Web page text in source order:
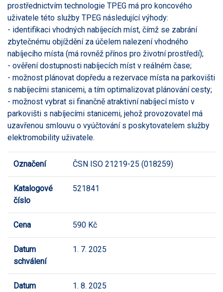
prostřednictvím technologie TPEG má pro koncového
uživatele této služby TPEG následující výhody:
- identifikaci vhodných nabíjecích míst, čímž se zabrání
zbytečnému objíždění za účelem nalezení vhodného
nabíjecího místa (má rovněž přínos pro životní prostředí);
- ověření dostupnosti nabíjecích míst v reálném čase;
- možnost plánovat dopředu a rezervace místa na parkovišti
s nabíjecími stanicemi, a tím optimalizovat plánování cesty;
- možnost vybrat si finančně atraktivní nabíjecí místo v
parkovišti s nabíjecími stanicemi, jehož provozovatel má
uzavřenou smlouvu o vyúčtování s poskytovatelem služby
elektromobility uživatele.
Označení ČSN ISO 21219-25 (018259)
Katalogové
číslo
521841
Cena 590 Kč
Datum
schválení
1. 7. 2025
Datum
1. 8. 2025